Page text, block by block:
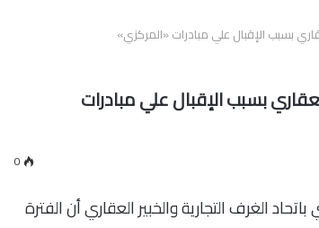
بسبب الإقبال علي مبادرات «المركزي»
بسبب الإقبال علي مبادرات
0
الغرف التجارية والخبير العقاري أن الفترة